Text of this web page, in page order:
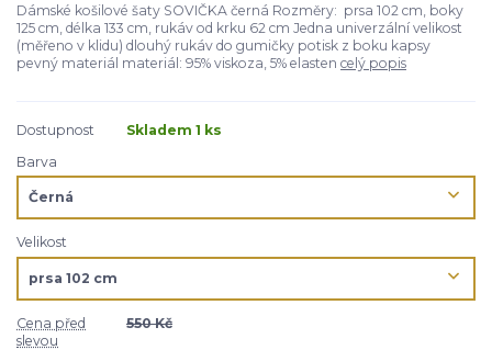
Dámské košilové šaty SOVIČKA černá Rozměry: prsa 102 cm, boky
125 cm, délka 133 cm, rukáv od krku 62 cm Jedna univerzální velikost
(měřeno v klidu) dlouhý rukáv do gumičky potisk z boku kapsy
pevný materiál materiál: 95% viskoza, 5% elasten celý popis
Dostupnost
Skladem 1 ks
Barva
Velikost
Cena před
slevou
550 Kč